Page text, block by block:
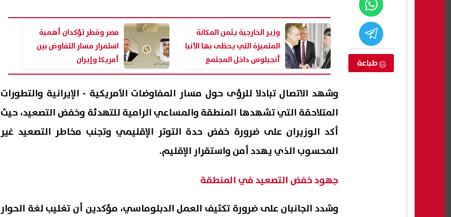
طباعة
وزير الخارجية يثمن المكانة
المتميزة التي يحظى بها الأنبا
أنجيلوس داخل المجتمع
البريطاني
مصر وقطر تؤكدان أهمية
استمرار مسار التفاوض بين
أمريكا وإيران
وشهد الاتصال تبادلا للرؤى حول مسار المفاوضات الأمريكية - الإيرانية والتطورات
المتلاحقة التي تشهدها المنطقة والمساعي الرامية للتهدئة وخفض التصعيد، حيث
أكد الوزيران على ضرورة خفض حدة التوتر الإقليمي وتجنب مخاطر التصعيد غير
المحسوب الذي يهدد أمن واستقرار الإقليم.
جهود خفض التصعيد في المنطقة
وشدد الجانبان على ضرورة تكثيف العمل الدبلوماسي، مؤكدين أن تغليب لغة الحوار
متوفر الآن.. نتيجة الدور الثاني للصف
ظهرت الآن كاملة.. نتيجة الشهادة
الشرقية
08 أغسطس, 2026 08:46 م